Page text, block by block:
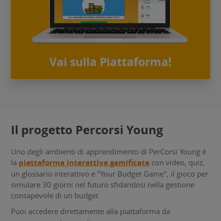
Vai sulla Piattaforma!
Il progetto Percorsi Young
Uno degli ambienti di apprendimento di PerCorsi Young è
la piattaforma interattiva gamificata con video, quiz,
un glossario interattivo e "Your Budget Game", il gioco per
simulare 30 giorni nel futuro sfidandosi nella gestione
consapevole di un budget.
Puoi accedere direttamente alla piattaforma da